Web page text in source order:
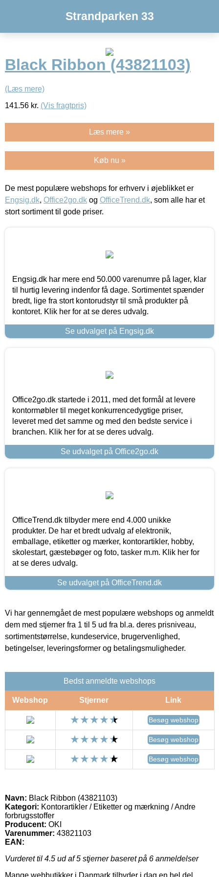
Strandparken 33
Black Ribbon (43821103)
(Læs mere)
141.56 kr. (Vis fragtpris)
Læs mere »
Køb nu »
De mest populære webshops for erhverv i øjeblikket er
Engsig.dk, Office2go.dk og OfficeTrend.dk, som alle har et
stort sortiment til gode priser.
Engsig.dk har mere end 50.000 varenumre på lager, klar
til hurtig levering indenfor få dage. Sortimentet spænder
bredt, lige fra stort kontorudstyr til små produkter på
kontoret. Klik her for at se deres udvalg.
Se udvalget på Engsig.dk
Office2go.dk startede i 2011, med det formål at levere
kontormøbler til meget konkurrencedygtige priser,
leveret med det samme og med den bedste service i
branchen. Klik her for at se deres udvalg.
Se udvalget på Office2go.dk
OfficeTrend.dk tilbyder mere end 4.000 unikke
produkter. De har et bredt udvalg af elektronik,
emballage, etiketter og mærker, kontorartikler, hobby,
skolestart, gæstebøger og foto, tasker m.m. Klik her for
at se deres udvalg.
Se udvalget på OfficeTrend.dk
Vi har gennemgået de mest populære webshops og anmeldt
dem med stjerner fra 1 til 5 ud fra bl.a. deres prisniveau,
sortimentstørrelse, kundeservice, brugervenlighed,
betingelser, leveringsformer og betalingsmuligheder.
Bedst anmeldte webshops
Webshop Stjerner Link
Besøg webshop
Besøg webshop
Besøg webshop
Navn: Black Ribbon (43821103)
Kategori: Kontorartikler / Etiketter og mærkning / Andre
forbrugsstoffer
Producent: OKI
Varenummer: 43821103
EAN:
Vurderet til 4.5 ud af 5 stjerner baseret på 6 anmeldelser
Mange webbutikker i Danmark tilbyder i dag en hel del